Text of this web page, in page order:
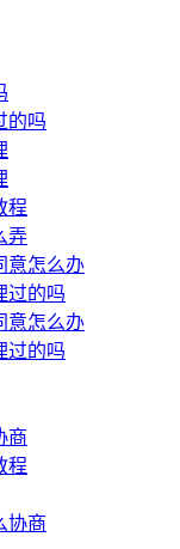
的吗
程
弄
意怎么办
过的吗
意怎么办
过的吗
商
程
协商